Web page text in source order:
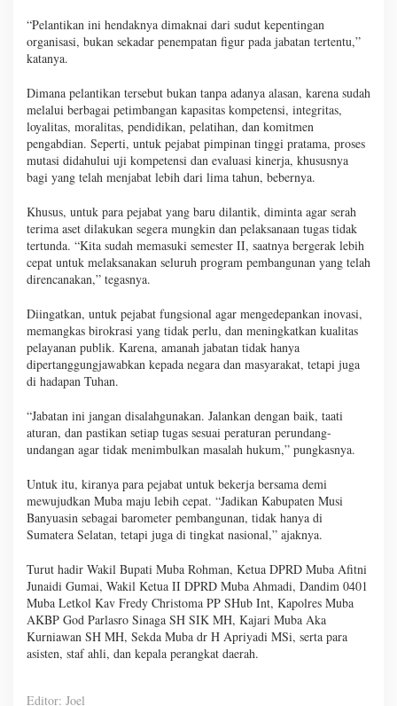
“Pelantikan ini hendaknya dimaknai dari sudut kepentingan
organisasi, bukan sekadar penempatan figur pada jabatan tertentu,”
katanya.
Dimana pelantikan tersebut bukan tanpa adanya alasan, karena sudah
melalui berbagai petimbangan kapasitas kompetensi, integritas,
loyalitas, moralitas, pendidikan, pelatihan, dan komitmen
pengabdian. Seperti, untuk pejabat pimpinan tinggi pratama, proses
mutasi didahului uji kompetensi dan evaluasi kinerja, khususnya
bagi yang telah menjabat lebih dari lima tahun, bebernya.
Khusus, untuk para pejabat yang baru dilantik, diminta agar serah
terima aset dilakukan segera mungkin dan pelaksanaan tugas tidak
tertunda. “Kita sudah memasuki semester II, saatnya bergerak lebih
cepat untuk melaksanakan seluruh program pembangunan yang telah
direncanakan,” tegasnya.
Diingatkan, untuk pejabat fungsional agar mengedepankan inovasi,
memangkas birokrasi yang tidak perlu, dan meningkatkan kualitas
pelayanan publik. Karena, amanah jabatan tidak hanya
dipertanggungjawabkan kepada negara dan masyarakat, tetapi juga
di hadapan Tuhan.
“Jabatan ini jangan disalahgunakan. Jalankan dengan baik, taati
aturan, dan pastikan setiap tugas sesuai peraturan perundang-
undangan agar tidak menimbulkan masalah hukum,” pungkasnya.
Untuk itu, kiranya para pejabat untuk bekerja bersama demi
mewujudkan Muba maju lebih cepat. “Jadikan Kabupaten Musi
Banyuasin sebagai barometer pembangunan, tidak hanya di
Sumatera Selatan, tetapi juga di tingkat nasional,” ajaknya.
Turut hadir Wakil Bupati Muba Rohman, Ketua DPRD Muba Afitni
Junaidi Gumai, Wakil Ketua II DPRD Muba Ahmadi, Dandim 0401
Muba Letkol Kav Fredy Christoma PP SHub Int, Kapolres Muba
AKBP God Parlasro Sinaga SH SIK MH, Kajari Muba Aka
Kurniawan SH MH, Sekda Muba dr H Apriyadi MSi, serta para
asisten, staf ahli, dan kepala perangkat daerah.
Editor: Joel